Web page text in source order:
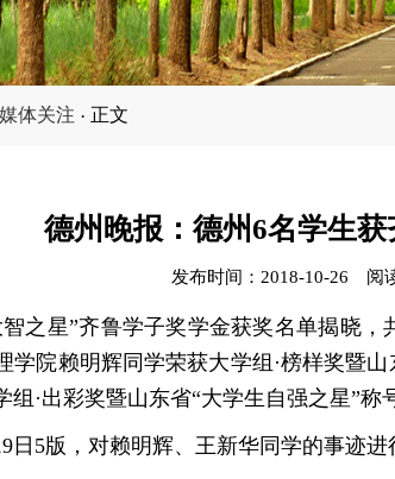
媒体关注 · 正文
德州晚报：德州6名学生
发布时间：2018-10-26 阅
智之星”齐鲁学子奖学金获奖名单揭晓
学院赖明辉同学荣获大学组·榜样奖暨
组·出彩奖暨山东省“大学生自强之星”称
日5版，对赖明辉、王新华同学的事迹进